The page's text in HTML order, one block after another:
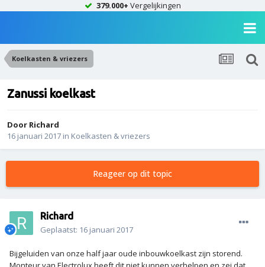
379.000+ Vergelijkingen
Koelkasten & vriezers
Zanussi koelkast
Door Richard
16 januari 2017 in Koelkasten & vriezers
Reageer op dit topic
Richard
Geplaatst: 16 januari 2017
Bijgeluiden van onze half jaar oude inbouwkoelkast zijn storend.